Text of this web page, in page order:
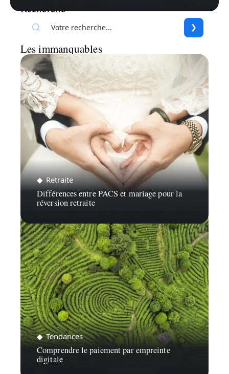
Recherche
Les immanquables
Retraite
Différences entre PACS et mariage pour la
réversion retraite
Tendances
Comprendre le paiement par empreinte
digitale